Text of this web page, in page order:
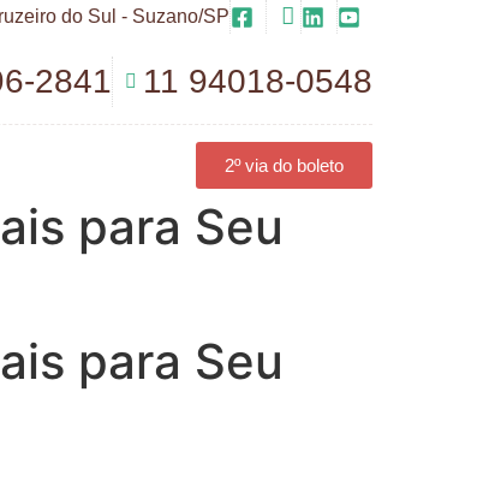
do Sul - Suzano/SP
2841 11 94018-0548
2º via do boleto
para Seu
para Seu